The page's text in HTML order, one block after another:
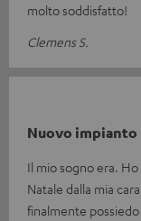
molto soddisfatto!
Clemens S.
Nuovo impianto
Il mio sogno era.
Natale dalla mia
finalmente possiedo